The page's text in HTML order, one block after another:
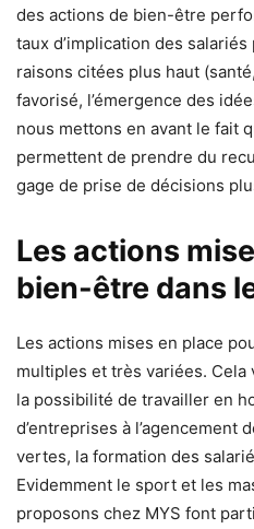
des actions de bien-être
taux d’implication des
raisons citées plus haut
favorisé, l’émergence des
nous mettons en avant le fait
permettent de prendre du
gage de prise de décisions
Les actions
bien-être dans
Les actions mises en place
multiples et très variées. Cela
la possibilité de travailler en
d’entreprises à l’agencement
vertes, la formation des
Evidemment le sport et les
proposons chez MYS font